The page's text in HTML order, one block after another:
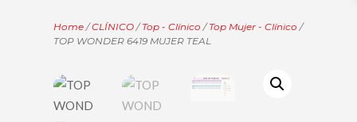
Home /CLÍNICO /Top - Clínico /Top Mujer - Clínico /
TOP WONDER 6419 MUJER TEAL